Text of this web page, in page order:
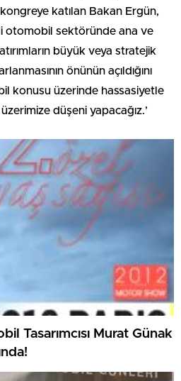
katılan Bakan Ergün,
otomobil sektöründe ana ve
büyük veya stratejik
önünün açıldığını
konusu üzerinde hassasiyetle
düşeni yapacağız.’
Tasarımcısı Murat Günak